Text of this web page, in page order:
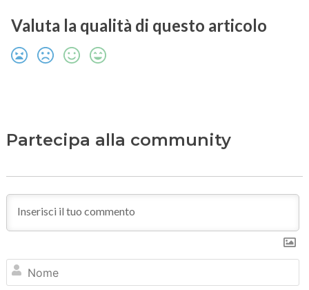
Valuta la qualità di questo articolo
Partecipa alla community